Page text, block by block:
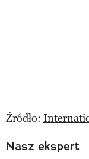
Źródło:
Nasz ekspert